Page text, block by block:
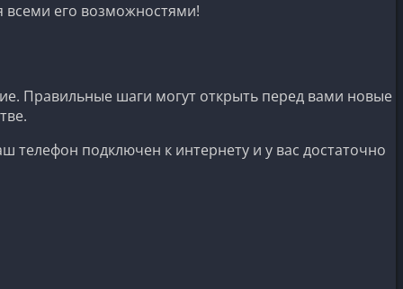
всеми его возможностями!
Правильные шаги могут открыть перед вами новые
телефон подключен к интернету и у вас достаточно